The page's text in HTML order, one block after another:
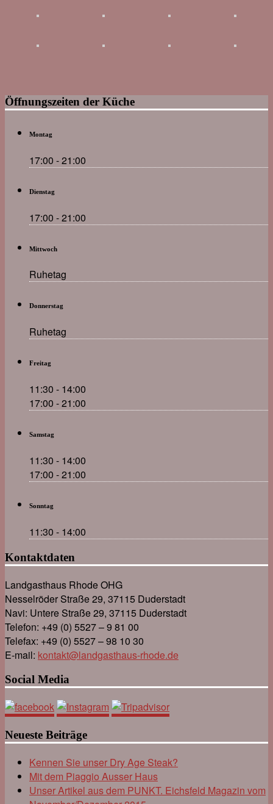
Öffnungszeiten der Küche
Montag
17:00 - 21:00
Dienstag
17:00 - 21:00
Mittwoch
Ruhetag
Donnerstag
Ruhetag
Freitag
11:30 - 14:00
17:00 - 21:00
Samstag
11:30 - 14:00
17:00 - 21:00
Sonntag
11:30 - 14:00
Kontaktdaten
Landgasthaus Rhode OHG
Nesselröder Straße 29, 37115 Duderstadt
Navi: Untere Straße 29, 37115 Duderstadt
Telefon: +49 (0) 5527 – 9 81 00
Telefax: +49 (0) 5527 – 98 10 30
E-mail: kontakt@landgasthaus-rhode.de
Social Media
Neueste Beiträge
Kennen Sie unser Dry Age Steak?
Mit dem Piaggio Ausser Haus
Unser Artikel aus dem PUNKT. Eichsfeld Magazin vom